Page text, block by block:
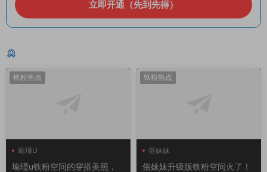
立即开通（先到先得）
铁粉热点
瑜瑾U
瑜瑾u铁粉空间的穿搭美照，
铁粉热点
俗妹妹
俗妹妹升级版铁粉空间火了！